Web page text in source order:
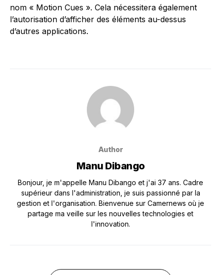
nom « Motion Cues ». Cela nécessitera également
l’autorisation d’afficher des éléments au-dessus
d’autres applications.
Author
Manu Dibango
Bonjour, je m'appelle Manu Dibango et j'ai 37 ans. Cadre
supérieur dans l'administration, je suis passionné par la
gestion et l'organisation. Bienvenue sur Camernews où je
partage ma veille sur les nouvelles technologies et
l'innovation.